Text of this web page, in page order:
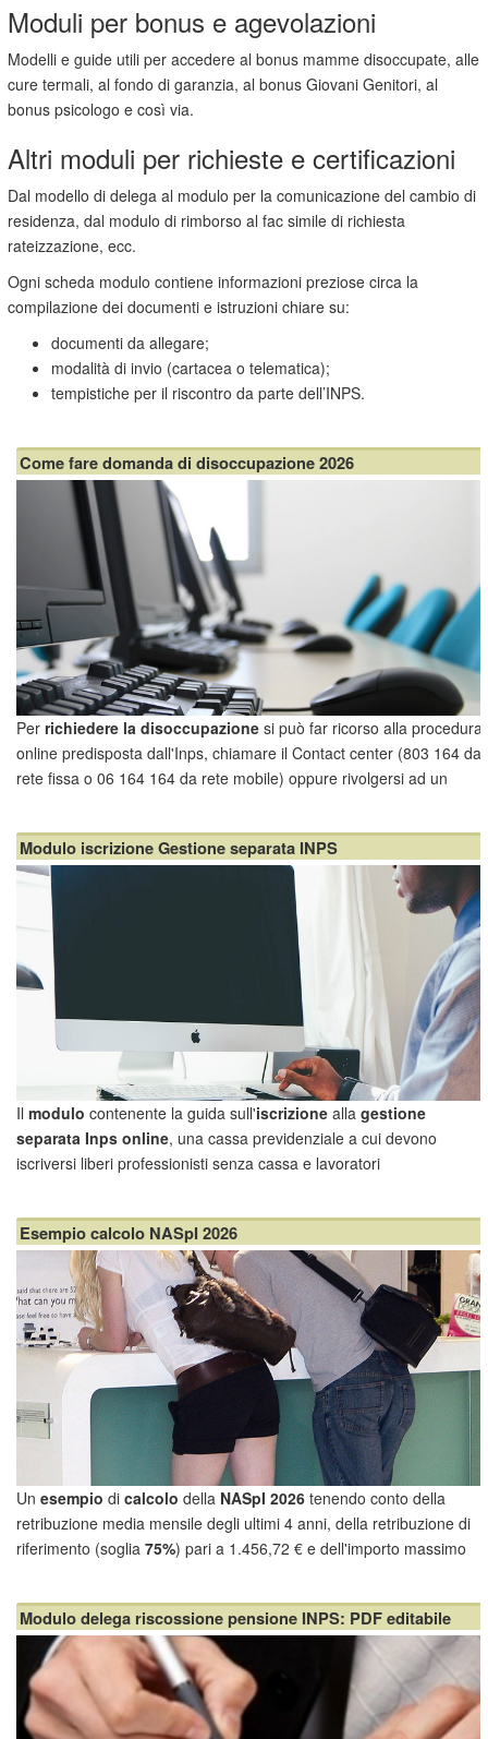
Moduli per bonus e agevolazioni
Modelli e guide utili per accedere al bonus mamme disoccupate, alle
cure termali, al fondo di garanzia, al bonus Giovani Genitori, al
bonus psicologo e così via.
Altri moduli per richieste e certificazioni
Dal modello di delega al modulo per la comunicazione del cambio di
residenza, dal modulo di rimborso al fac simile di richiesta
rateizzazione, ecc.
Ogni scheda modulo contiene informazioni preziose circa la
compilazione dei documenti e istruzioni chiare su:
documenti da allegare;
modalità di invio (cartacea o telematica);
tempistiche per il riscontro da parte dell’INPS.
Come fare domanda di disoccupazione 2026
Perrichiedere la disoccupazione si può far ricorso alla procedura
online predisposta dall'Inps, chiamare il Contact center (803 164 da
rete fissa o 06 164 164 da rete mobile) oppure rivolgersi ad un
soddisfare per laNASpI.
Ri...
Modulo iscrizione Gestione separata INPS
Ilmodulo contenente la guida sull'iscrizione allagestione
separata Inps online, una cassa previdenziale a cui devono
iscriversi liberi professionisti senza cassa e lavoratori
Iscrizione gestione separata Inps: chi deve effettuarla
Sono tenuti ad iscriversi alla Gestione Separat...
Esempio calcolo NASpI 2026
Unesempio dicalcolo della NASpI 2026 tenendo conto della
retribuzione media mensile degli ultimi 4 anni, della retribuzione di
riferimento (soglia75%) pari a 1.456,72 € e dell'importo massimo
post approfondiremo le caratte...
Modulo delega riscossione pensione INPS: PDF editabile